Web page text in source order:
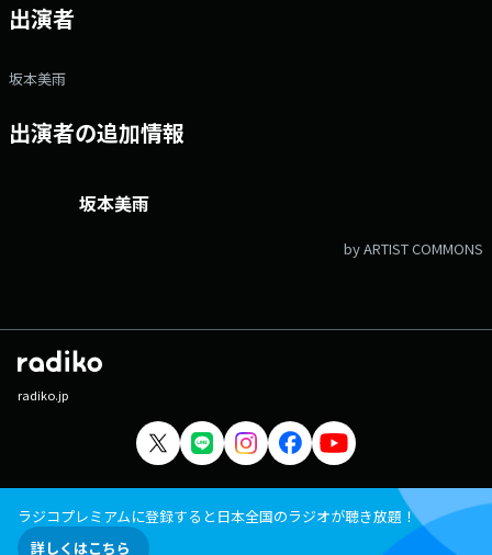
出演者
坂本美雨
出演者の追加情報
坂本美雨
by ARTIST COMMONS
radiko.jp
ラジコプレミアムに登録すると日本全国のラジオが聴き放題！
詳しくはこちら